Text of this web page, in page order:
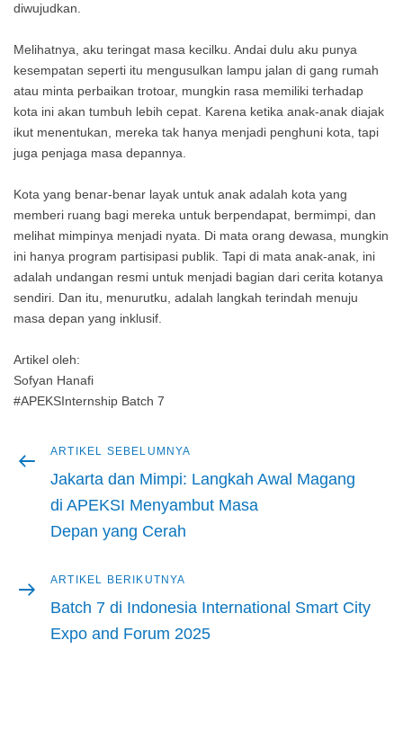
diwujudkan.
Melihatnya, aku teringat masa kecilku. Andai dulu aku punya
kesempatan seperti itu mengusulkan lampu jalan di gang rumah
atau minta perbaikan trotoar, mungkin rasa memiliki terhadap
kota ini akan tumbuh lebih cepat. Karena ketika anak-anak diajak
ikut menentukan, mereka tak hanya menjadi penghuni kota, tapi
juga penjaga masa depannya.
Kota yang benar-benar layak untuk anak adalah kota yang
memberi ruang bagi mereka untuk berpendapat, bermimpi, dan
melihat mimpinya menjadi nyata. Di mata orang dewasa, mungkin
ini hanya program partisipasi publik. Tapi di mata anak-anak, ini
adalah undangan resmi untuk menjadi bagian dari cerita kotanya
sendiri. Dan itu, menurutku, adalah langkah terindah menuju
masa depan yang inklusif.
Artikel oleh:
Sofyan Hanafi
#APEKSInternship Batch 7
Navigasi
pos
Artikel
sebelumnya
ARTIKEL SEBELUMNYA
Jakarta dan Mimpi: Langkah Awal Magang
di APEKSI Menyambut Masa
Depan yang Cerah
Artikel
berikutnya
ARTIKEL BERIKUTNYA
Batch 7 di Indonesia International Smart City
Expo and Forum 2025